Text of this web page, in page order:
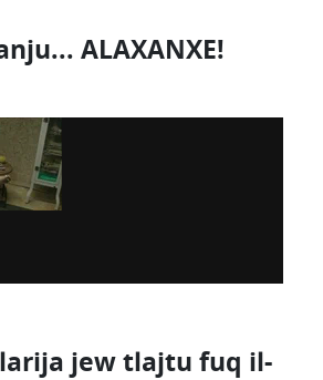
ALAXANXE!
jew tlajtu fuq il-